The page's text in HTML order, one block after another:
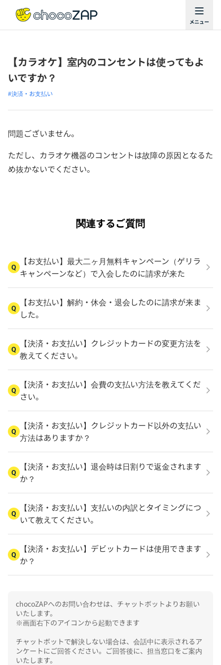
【カラオケ】室内のコンセントは使ってもよ
いですか？
#決済・お支払い
問題ございません。
ただし、カラオケ機器のコンセントは故障の原因となるた
め抜かないでください。
関連するご質問
Q
【お支払い】最大二ヶ月無料キャンペーン（ゲリラ
キャンペーンなど）で入会したのに請求が来た
Q
【お支払い】解約・休会・退会したのに請求が来ま
した。
Q
【決済・お支払い】クレジットカードの変更方法を
教えてください。
Q
【決済・お支払い】会費の支払い方法を教えてくだ
さい。
Q
【決済・お支払い】クレジットカード以外の支払い
方法はありますか？
Q
【決済・お支払い】退会時は日割りで返金されます
か？
Q
【決済・お支払い】支払いの内訳とタイミングにつ
いて教えてください。
Q
【決済・お支払い】デビットカードは使用できます
か？
chocoZAPへのお問い合わせは、チャットボットよりお願い
いたします。
※画面右下のアイコンから起動できます
チャットボットで解決しない場合は、会話中に表示されるア
ンケートにご回答ください。ご回答後に、担当窓口をご案内
いたします。